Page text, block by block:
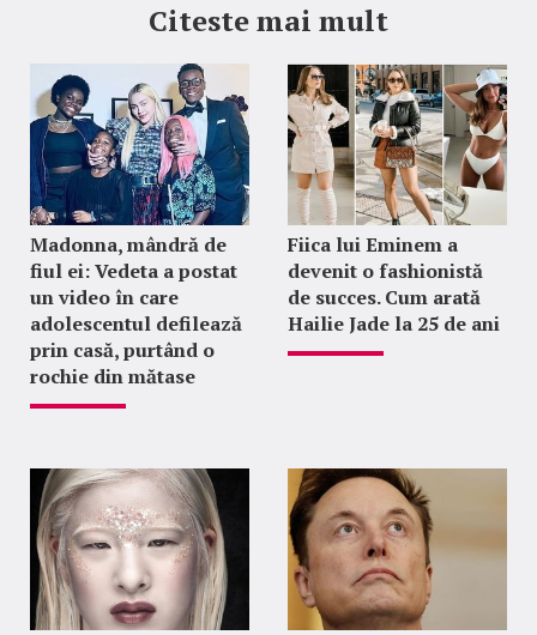
Citeste mai mult
Madonna, mândră de
fiul ei: Vedeta a postat
un video în care
adolescentul defilează
prin casă, purtând o
rochie din mătase
Fiica lui Eminem a
devenit o fashionistă
de succes. Cum arată
Hailie Jade la 25 de ani